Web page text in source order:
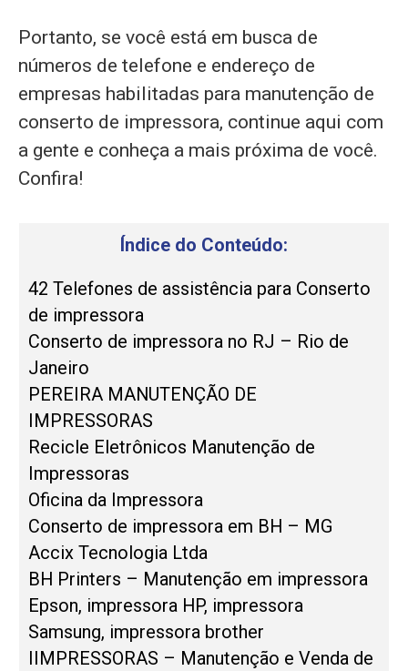
Portanto, se você está em busca de
números de telefone e endereço de
empresas habilitadas para manutenção de
conserto de impressora, continue aqui com
a gente e conheça a mais próxima de você.
Confira!
Índice do Conteúdo:
42 Telefones de assistência para Conserto
de impressora
Conserto de impressora no RJ – Rio de
Janeiro
PEREIRA MANUTENÇÃO DE
IMPRESSORAS
Recicle Eletrônicos Manutenção de
Impressoras
Oficina da Impressora
Conserto de impressora em BH – MG
Accix Tecnologia Ltda
BH Printers – Manutenção em impressora
Epson, impressora HP, impressora
Samsung, impressora brother
IIMPRESSORAS – Manutenção e Venda de